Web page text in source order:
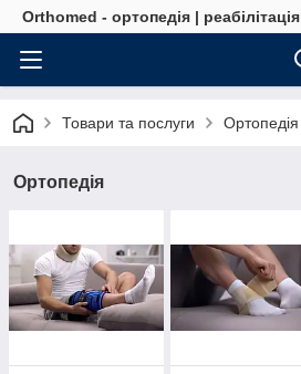
Orthomed - ортопедія | реабілітація
Товари та послуги Ортопедія
Ортопедія